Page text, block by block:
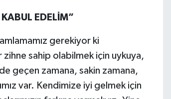
EDELİM”
gerekiyor ki
zihne sahip olabilmek için uykuya,
geçen zamana, sakin zamana,
var. Kendimize iyi gelmek için